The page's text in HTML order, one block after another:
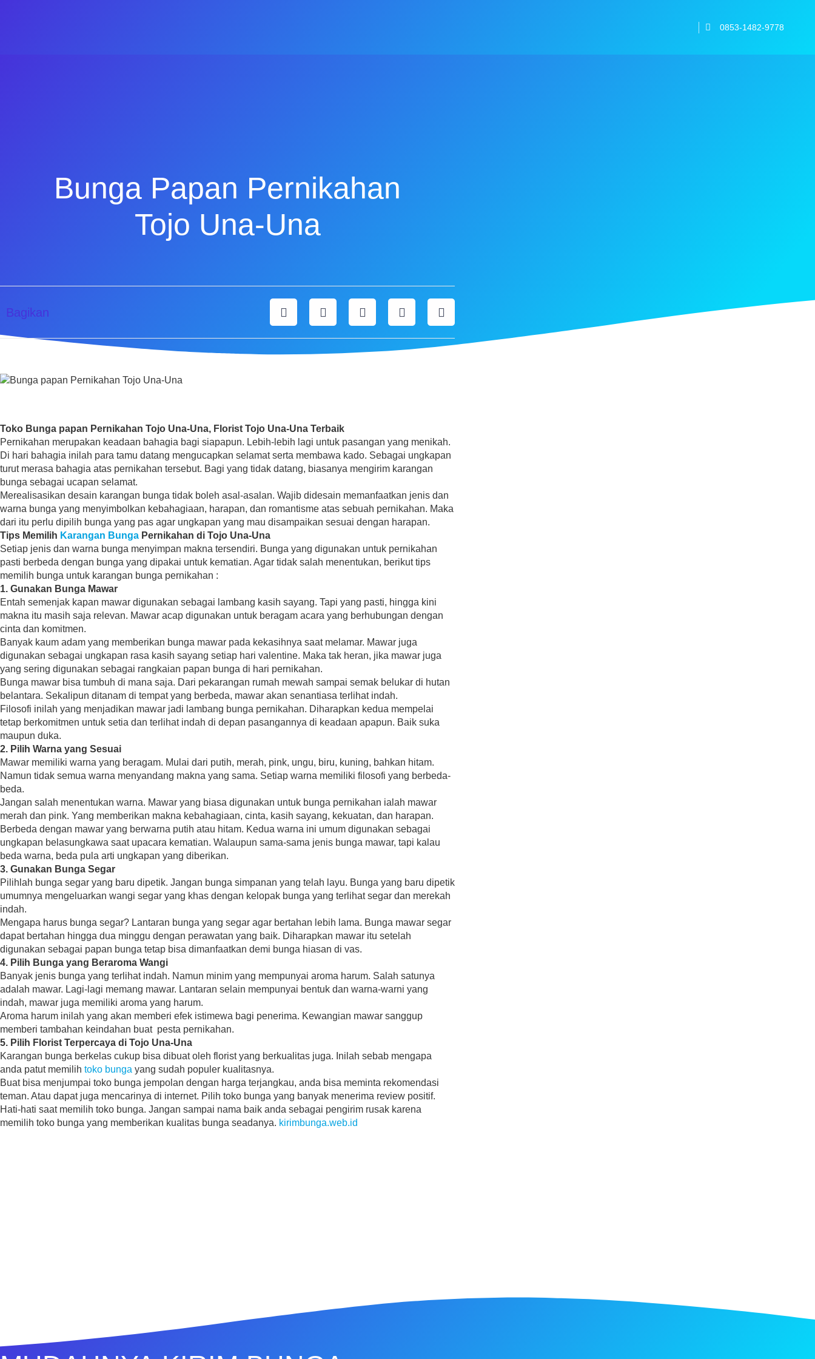
0853-1482-9778
Bunga Papan Pernikahan
Tojo Una-Una
Bagikan
Toko Bunga papan Pernikahan Tojo Una-Una, Florist Tojo Una-Una Terbaik
Pernikahan merupakan keadaan bahagia bagi siapapun. Lebih-lebih lagi untuk pasangan yang menikah.
Di hari bahagia inilah para tamu datang mengucapkan selamat serta membawa kado. Sebagai ungkapan
turut merasa bahagia atas pernikahan tersebut. Bagi yang tidak datang, biasanya mengirim karangan
bunga sebagai ucapan selamat.
Merealisasikan desain karangan bunga tidak boleh asal-asalan. Wajib didesain memanfaatkan jenis dan
warna bunga yang menyimbolkan kebahagiaan, harapan, dan romantisme atas sebuah pernikahan. Maka
dari itu perlu dipilih bunga yang pas agar ungkapan yang mau disampaikan sesuai dengan harapan.
Tips Memilih Karangan Bunga Pernikahan di Tojo Una-Una
Setiap jenis dan warna bunga menyimpan makna tersendiri. Bunga yang digunakan untuk pernikahan
pasti berbeda dengan bunga yang dipakai untuk kematian. Agar tidak salah menentukan, berikut tips
memilih bunga untuk karangan bunga pernikahan :
1. Gunakan Bunga Mawar
Entah semenjak kapan mawar digunakan sebagai lambang kasih sayang. Tapi yang pasti, hingga kini
makna itu masih saja relevan. Mawar acap digunakan untuk beragam acara yang berhubungan dengan
cinta dan komitmen.
Banyak kaum adam yang memberikan bunga mawar pada kekasihnya saat melamar. Mawar juga
digunakan sebagai ungkapan rasa kasih sayang setiap hari valentine. Maka tak heran, jika mawar juga
yang sering digunakan sebagai rangkaian papan bunga di hari pernikahan.
Bunga mawar bisa tumbuh di mana saja. Dari pekarangan rumah mewah sampai semak belukar di hutan
belantara. Sekalipun ditanam di tempat yang berbeda, mawar akan senantiasa terlihat indah.
Filosofi inilah yang menjadikan mawar jadi lambang bunga pernikahan. Diharapkan kedua mempelai
tetap berkomitmen untuk setia dan terlihat indah di depan pasangannya di keadaan apapun. Baik suka
maupun duka.
2. Pilih Warna yang Sesuai
Mawar memiliki warna yang beragam. Mulai dari putih, merah, pink, ungu, biru, kuning, bahkan hitam.
Namun tidak semua warna menyandang makna yang sama. Setiap warna memiliki filosofi yang berbeda-
beda.
Jangan salah menentukan warna. Mawar yang biasa digunakan untuk bunga pernikahan ialah mawar
merah dan pink. Yang memberikan makna kebahagiaan, cinta, kasih sayang, kekuatan, dan harapan.
Berbeda dengan mawar yang berwarna putih atau hitam. Kedua warna ini umum digunakan sebagai
ungkapan belasungkawa saat upacara kematian. Walaupun sama-sama jenis bunga mawar, tapi kalau
beda warna, beda pula arti ungkapan yang diberikan.
3. Gunakan Bunga Segar
Pilihlah bunga segar yang baru dipetik. Jangan bunga simpanan yang telah layu. Bunga yang baru dipetik
umumnya mengeluarkan wangi segar yang khas dengan kelopak bunga yang terlihat segar dan merekah
indah.
Mengapa harus bunga segar? Lantaran bunga yang segar agar bertahan lebih lama. Bunga mawar segar
dapat bertahan hingga dua minggu dengan perawatan yang baik. Diharapkan mawar itu setelah
digunakan sebagai papan bunga tetap bisa dimanfaatkan demi bunga hiasan di vas.
4. Pilih Bunga yang Beraroma Wangi
Banyak jenis bunga yang terlihat indah. Namun minim yang mempunyai aroma harum. Salah satunya
adalah mawar. Lagi-lagi memang mawar. Lantaran selain mempunyai bentuk dan warna-warni yang
indah, mawar juga memiliki aroma yang harum.
Aroma harum inilah yang akan memberi efek istimewa bagi penerima. Kewangian mawar sanggup
memberi tambahan keindahan buat pesta pernikahan.
5. Pilih Florist Terpercaya di Tojo Una-Una
Karangan bunga berkelas cukup bisa dibuat oleh florist yang berkualitas juga. Inilah sebab mengapa
anda patut memilih toko bunga yang sudah populer kualitasnya.
Buat bisa menjumpai toko bunga jempolan dengan harga terjangkau, anda bisa meminta rekomendasi
teman. Atau dapat juga mencarinya di internet. Pilih toko bunga yang banyak menerima review positif.
Hati-hati saat memilih toko bunga. Jangan sampai nama baik anda sebagai pengirim rusak karena
memilih toko bunga yang memberikan kualitas bunga seadanya. kirimbunga.web.id